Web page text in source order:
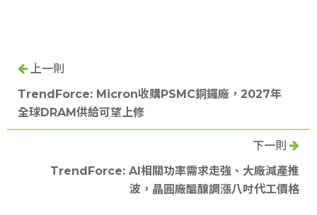
上一則
TrendForce: Micron收購PSMC銅鑼廠，2027年
全球DRAM供給可望上修
下一則
TrendForce: AI相關功率需求走強、大廠減產推
波，晶圓廠醞釀調漲八吋代工價格